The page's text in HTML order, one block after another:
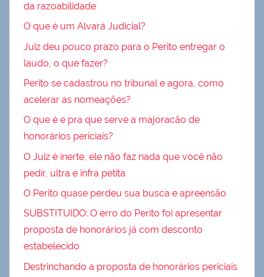
da razoabilidade
O que é um Alvará Judicial?
Juiz deu pouco prazo para o Perito entregar o
laudo, o que fazer?
Perito se cadastrou no tribunal e agora, como
acelerar as nomeações?
O que é e pra que serve a majoracão de
honorários periciais?
O Juiz é inerte, ele não faz nada que você não
pedir, ultra e infra petita
O Perito quase perdeu sua busca e apreensão
SUBSTITUIDO: O erro do Perito foi apresentar
proposta de honorários já com desconto
estabelecido
Destrinchando a proposta de honorários periciais